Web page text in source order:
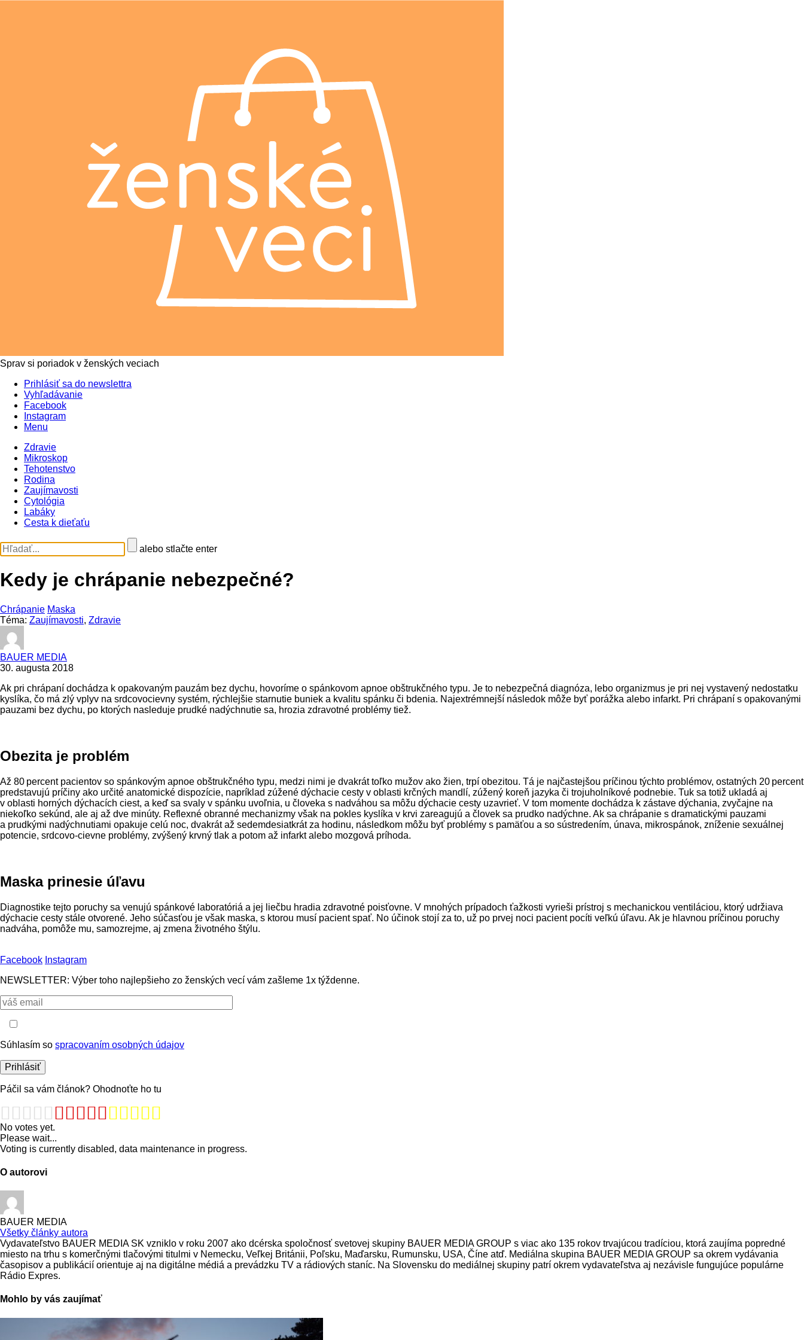
Sprav si poriadok v ženských veciach
Prihlásiť sa do newslettra
Vyhľadávanie
Facebook
Instagram
Menu
Zdravie
Mikroskop
Tehotenstvo
Rodina
Zaujímavosti
Cytológia
Labáky
Cesta k dieťaťu
alebo stlačte enter
Kedy je chrápanie nebezpečné?
Chrápanie Maska
Téma: Zaujímavosti, Zdravie
BAUER MEDIA
30. augusta 2018
Ak pri chrápaní dochádza k opakovaným pauzám bez dychu, hovoríme o spánkovom apnoe obštrukčného typu. Je to nebezpečná diagnóza, lebo organizmus je pri nej vystavený nedostatku
kyslíka, čo má zlý vplyv na srdcovocievny systém, rýchlejšie starnutie buniek a kvalitu spánku či bdenia. Najextrémnejší následok môže byť porážka alebo infarkt. Pri chrápaní s opakovanými
pauzami bez dychu, po ktorých nasleduje prudké nadýchnutie sa, hrozia zdravotné problémy tiež.
Obezita je problém
Až 80 percent pacientov so spánkovým apnoe obštrukčného typu, medzi nimi je dvakrát toľko mužov ako žien, trpí obezitou. Tá je najčastejšou príčinou týchto problémov, ostatných 20 percent
predstavujú príčiny ako určité anatomické dispozície, napríklad zúžené dýchacie cesty v oblasti krčných mandlí, zúžený koreň jazyka či trojuholníkové podnebie. Tuk sa totiž ukladá aj
v oblasti horných dýchacích ciest, a keď sa svaly v spánku uvoľnia, u človeka s nadváhou sa môžu dýchacie cesty uzavrieť. V tom momente dochádza k zástave dýchania, zvyčajne na
niekoľko sekúnd, ale aj až dve minúty. Reflexné obranné mechanizmy však na pokles kyslíka v krvi zareagujú a človek sa prudko nadýchne. Ak sa chrápanie s dramatickými pauzami
a prudkými nadýchnutiami opakuje celú noc, dvakrát až sedemdesiatkrát za hodinu, následkom môžu byť problémy s pamäťou a so sústredením, únava, mikrospánok, zníženie sexuálnej
potencie, srdcovo-cievne problémy, zvýšený krvný tlak a potom až infarkt alebo mozgová príhoda.
Maska prinesie úľavu
Diagnostike tejto poruchy sa venujú spánkové laboratóriá a jej liečbu hradia zdravotné poisťovne. V mnohých prípadoch ťažkosti vyrieši prístroj s mechanickou ventiláciou, ktorý udržiava
dýchacie cesty stále otvorené. Jeho súčasťou je však maska, s ktorou musí pacient spať. No účinok stojí za to, už po prvej noci pacient pocíti veľkú úľavu. Ak je hlavnou príčinou poruchy
nadváha, pomôže mu, samozrejme, aj zmena životného štýlu.
Facebook Instagram
NEWSLETTER: Výber toho najlepšieho zo ženských vecí vám zašleme 1x týždenne.
Súhlasím so spracovaním osobných údajov
Páčil sa vám článok? Ohodnoťte ho tu
No votes yet.
Please wait...
Voting is currently disabled, data maintenance in progress.
O autorovi
BAUER MEDIA
Všetky články autora
Vydavateľstvo BAUER MEDIA SK vzniklo v roku 2007 ako dcérska spoločnosť svetovej skupiny BAUER MEDIA GROUP s viac ako 135 rokov trvajúcou tradíciou, ktorá zaujíma popredné
miesto na trhu s komerčnými tlačovými titulmi v Nemecku, Veľkej Británii, Poľsku, Maďarsku, Rumunsku, USA, Číne atď. Mediálna skupina BAUER MEDIA GROUP sa okrem vydávania
časopisov a publikácií orientuje aj na digitálne médiá a prevádzku TV a rádiových staníc. Na Slovensku do mediálnej skupiny patrí okrem vydavateľstva aj nezávisle fungujúce populárne
Rádio Expres.
Mohlo by vás zaujímať